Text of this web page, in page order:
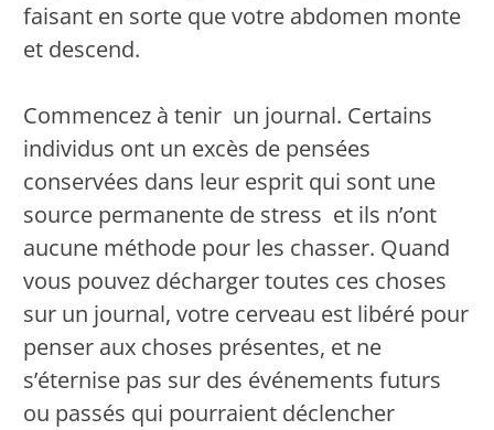
faisant en sorte que votre abdomen monte
et descend.
Commencez à tenir un journal. Certains
individus ont un excès de pensées
conservées dans leur esprit qui sont une
source permanente de stress et ils n’ont
aucune méthode pour les chasser. Quand
vous pouvez décharger toutes ces choses
sur un journal, votre cerveau est libéré pour
penser aux choses présentes, et ne
s’éternise pas sur des événements futurs
ou passés qui pourraient déclencher